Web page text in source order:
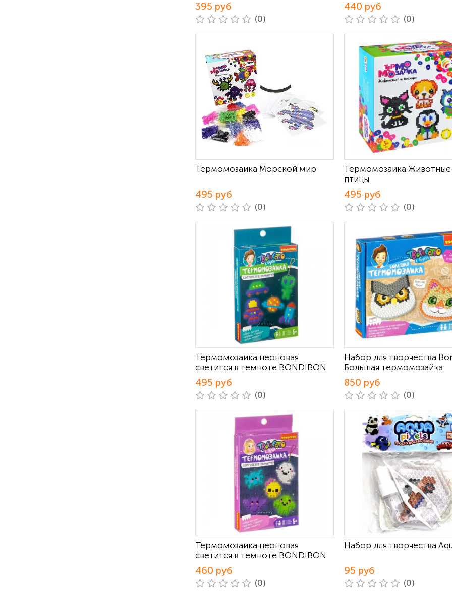
395 руб
(0)
440 руб
(0)
Термомозаика Морской мир
495 руб
(0)
Термомозаика
птицы
495 руб
(0)
Термомозаика неоновая
светится в темноте BONDIBON
495 руб
(0)
Набор для творчества
Большая термомозайка
850 руб
(0)
Термомозаика неоновая
светится в темноте BONDIBON
460 руб
(0)
Набор для творчества
95 руб
(0)